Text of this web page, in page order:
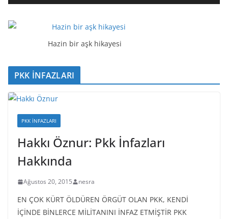
t
ı
c
Hazin bir aşk hikayesi
PKK İNFAZLARI
PKK İNFAZLARI
Hakkı Öznur: Pkk İnfazları
Hakkında
Ağustos 20, 2015 nesra
EN ÇOK KÜRT ÖLDÜREN ÖRGÜT OLAN PKK, KENDİ
İÇİNDE BİNLERCE MİLİTANINI İNFAZ ETMİŞTİR PKK